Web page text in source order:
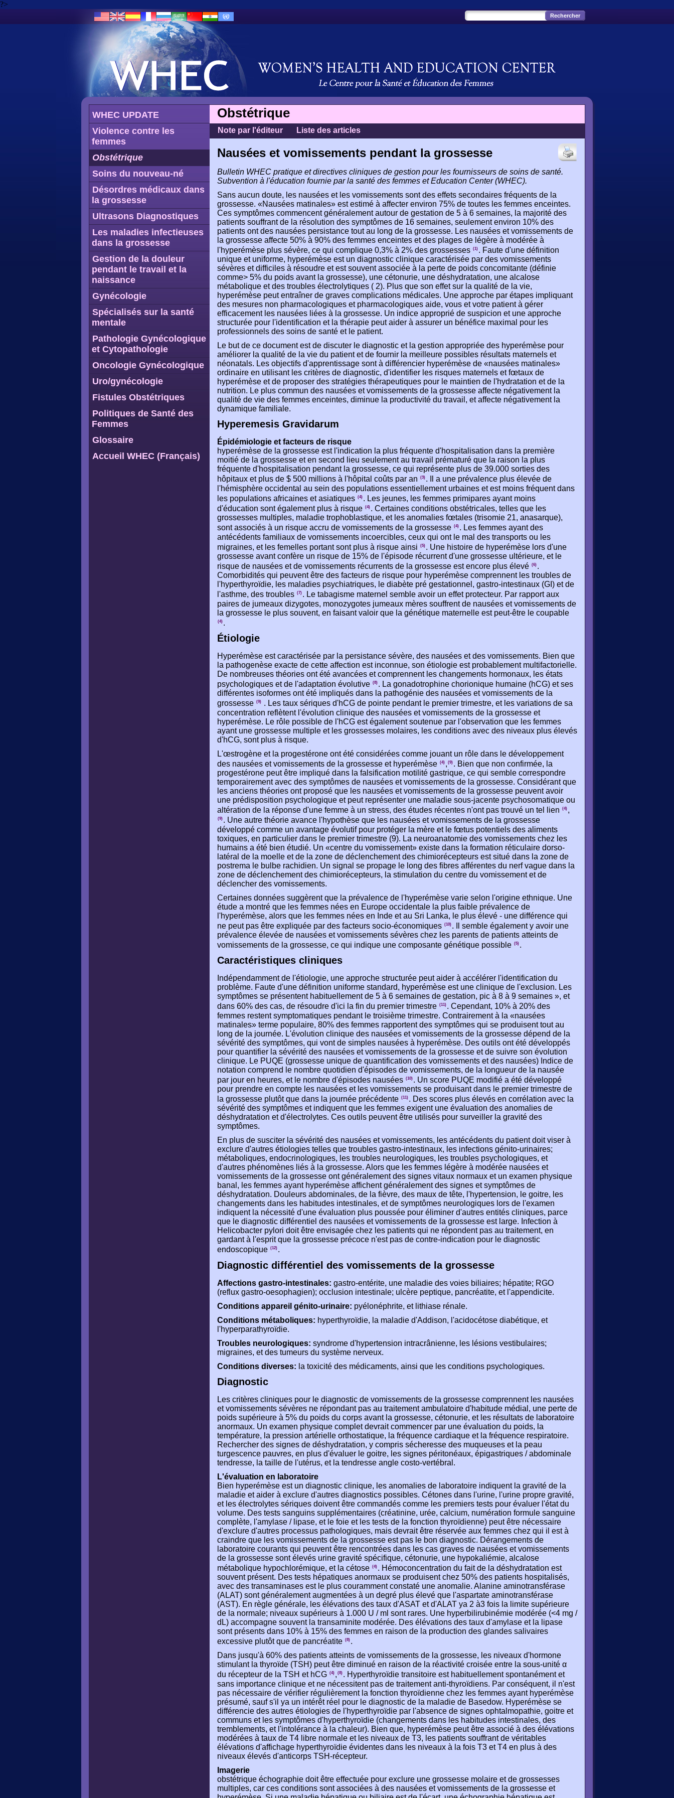
?>
WHEC UPDATE
Violence contre les
femmes
Obstétrique
Soins du nouveau-né
Désordres médicaux dans
la grossesse
Ultrasons Diagnostiques
Les maladies infectieuses
dans la grossesse
Gestion de la douleur
pendant le travail et la
naissance
Gynécologie
Spécialisés sur la santé
mentale
Pathologie Gynécologique
et Cytopathologie
Oncologie Gynécologique
Uro/gynécologie
Fistules Obstétriques
Politiques de Santé des
Femmes
Glossaire
Accueil WHEC (Français)
Obstétrique
Note par l'éditeur Liste des articles
Nausées et vomissements pendant la grossesse
Bulletin WHEC pratique et directives cliniques de gestion pour les fournisseurs de soins de santé.
Subvention à l'éducation fournie par la santé des femmes et Education Center (WHEC).
Sans aucun doute, les nausées et les vomissements sont des effets secondaires fréquents de la
grossesse. «Nausées matinales» est estimé à affecter environ 75% de toutes les femmes enceintes.
Ces symptômes commencent généralement autour de gestation de 5 à 6 semaines, la majorité des
patients souffrant de la résolution des symptômes de 16 semaines, seulement environ 10% des
patients ont des nausées persistance tout au long de la grossesse. Les nausées et vomissements de
la grossesse affecte 50% à 90% des femmes enceintes et des plages de légère à modérée à
l'hyperémèse plus sévère, ce qui complique 0,3% à 2% des grossesses (1) . Faute d'une définition
unique et uniforme, hyperémèse est un diagnostic clinique caractérisée par des vomissements
sévères et difficiles à résoudre et est souvent associée à la perte de poids concomitante (définie
comme> 5% du poids avant la grossesse), une cétonurie, une déshydratation, une alcalose
métabolique et des troubles électrolytiques ( 2). Plus que son effet sur la qualité de la vie,
hyperémèse peut entraîner de graves complications médicales. Une approche par étapes impliquant
des mesures non pharmacologiques et pharmacologiques aide, vous et votre patient à gérer
efficacement les nausées liées à la grossesse. Un indice approprié de suspicion et une approche
structurée pour l'identification et la thérapie peut aider à assurer un bénéfice maximal pour les
professionnels des soins de santé et le patient.
Le but de ce document est de discuter le diagnostic et la gestion appropriée des hyperémèse pour
améliorer la qualité de la vie du patient et de fournir la meilleure possibles résultats maternels et
néonatals. Les objectifs d'apprentissage sont à différencier hyperémèse de «nausées matinales»
ordinaire en utilisant les critères de diagnostic, d'identifier les risques maternels et fœtaux de
hyperémèse et de proposer des stratégies thérapeutiques pour le maintien de l'hydratation et de la
nutrition. Le plus commun des nausées et vomissements de la grossesse affecte négativement la
qualité de vie des femmes enceintes, diminue la productivité du travail, et affecte négativement la
dynamique familiale.
Hyperemesis Gravidarum
Épidémiologie et facteurs de risque
hyperémèse de la grossesse est l'indication la plus fréquente d'hospitalisation dans la première
moitié de la grossesse et en second lieu seulement au travail prématuré que la raison la plus
fréquente d'hospitalisation pendant la grossesse, ce qui représente plus de 39.000 sorties des
hôpitaux et plus de $ 500 millions à l'hôpital coûts par an
(3) . Il a une prévalence plus élevée de
l'hémisphère occidental au sein des populations essentiellement urbaines et est moins fréquent dans
les populations africaines et asiatiques (4) . Les jeunes, les femmes primipares ayant moins
d'éducation sont également plus à risque (4) . Certaines conditions obstétricales, telles que les
grossesses multiples, maladie trophoblastique, et les anomalies fœtales (trisomie 21, anasarque),
sont associés à un risque accru de vomissements de la grossesse (4) . Les femmes ayant des
antécédents familiaux de vomissements incoercibles, ceux qui ont le mal des transports ou les
migraines, et les femelles portant sont plus à risque ainsi
(5) . Une histoire de hyperémèse lors d'une
grossesse avant confère un risque de 15% de l'épisode récurrent d'une grossesse ultérieure, et le
risque de nausées et de vomissements récurrents de la grossesse est encore plus élevé (6) .
Comorbidités qui peuvent être des facteurs de risque pour hyperémèse comprennent les troubles de
l'hyperthyroïdie, les maladies psychiatriques, le diabète pré gestationnel, gastro-intestinaux (GI) et de
l'asthme, des troubles (7) . Le tabagisme maternel semble avoir un effet protecteur. Par rapport aux
paires de jumeaux dizygotes, monozygotes jumeaux mères souffrent de nausées et vomissements de
la grossesse le plus souvent, en faisant valoir que la génétique maternelle est peut-être le coupable
(4) .
Étiologie
Hyperémèse est caractérisée par la persistance sévère, des nausées et des vomissements. Bien que
la pathogenèse exacte de cette affection est inconnue, son étiologie est probablement multifactorielle.
De nombreuses théories ont été avancées et comprennent les changements hormonaux, les états
psychologiques et de l'adaptation évolutive (8) . La gonadotrophine chorionique humaine (hCG) et ses
différentes isoformes ont été impliqués dans la pathogénie des nausées et vomissements de la
grossesse (9)
. Les taux sériques d'hCG de pointe pendant le premier trimestre, et les variations de sa
concentration reflètent l'évolution clinique des nausées et vomissements de la grossesse et
hyperémèse. Le rôle possible de l'hCG est également soutenue par l'observation que les femmes
ayant une grossesse multiple et les grossesses molaires, les conditions avec des niveaux plus élevés
d'hCG, sont plus à risque.
L'œstrogène et la progestérone ont été considérées comme jouant un rôle dans le développement
des nausées et vomissements de la grossesse et hyperémèse (4) , (9) . Bien que non confirmée, la
progestérone peut être impliqué dans la falsification motilité gastrique, ce qui semble correspondre
temporairement avec des symptômes de nausées et vomissements de la grossesse. Considérant que
les anciens théories ont proposé que les nausées et vomissements de la grossesse peuvent avoir
une prédisposition psychologique et peut représenter une maladie sous-jacente psychosomatique ou
altération de la réponse d'une femme à un stress, des études récentes n'ont pas trouvé un tel lien
(4) ,
(9) . Une autre théorie avance l'hypothèse que les nausées et vomissements de la grossesse
développé comme un avantage évolutif pour protéger la mère et le fœtus potentiels des aliments
toxiques, en particulier dans le premier trimestre (9). La neuroanatomie des vomissements chez les
humains a été bien étudié. Un «centre du vomissement» existe dans la formation réticulaire dorso-
latéral de la moelle et de la zone de déclenchement des chimiorécepteurs est situé dans la zone de
postrema le bulbe rachidien. Un signal se propage le long des fibres afférentes du nerf vague dans la
zone de déclenchement des chimiorécepteurs, la stimulation du centre du vomissement et de
déclencher des vomissements.
Certaines données suggèrent que la prévalence de l'hyperémèse varie selon l'origine ethnique. Une
étude a montré que les femmes nées en Europe occidentale la plus faible prévalence de
l'hyperémèse, alors que les femmes nées en Inde et au Sri Lanka, le plus élevé - une différence qui
ne peut pas être expliquée par des facteurs socio-économiques (10) . Il semble également y avoir une
prévalence élevée de nausées et vomissements sévères chez les parents de patients atteints de
vomissements de la grossesse, ce qui indique une composante génétique possible (5) .
Caractéristiques cliniques
Indépendamment de l'étiologie, une approche structurée peut aider à accélérer l'identification du
problème. Faute d'une définition uniforme standard, hyperémèse est une clinique de l'exclusion. Les
symptômes se présentent habituellement de 5 à 6 semaines de gestation, pic à 8 à 9 semaines », et
dans 60% des cas, de résoudre d'ici la fin du premier trimestre (11) . Cependant, 10% à 20% des
femmes restent symptomatiques pendant le troisième trimestre. Contrairement à la «nausées
matinales» terme populaire, 80% des femmes rapportent des symptômes qui se produisent tout au
long de la journée. L'évolution clinique des nausées et vomissements de la grossesse dépend de la
sévérité des symptômes, qui vont de simples nausées à hyperémèse. Des outils ont été développés
pour quantifier la sévérité des nausées et vomissements de la grossesse et de suivre son évolution
clinique. Le PUQE (grossesse unique de quantification des vomissements et des nausées) Indice de
notation comprend le nombre quotidien d'épisodes de vomissements, de la longueur de la nausée
par jour en heures, et le nombre d'épisodes nausées (10) . Un score PUQE modifié a été développé
pour prendre en compte les nausées et les vomissements se produisant dans le premier trimestre de
la grossesse plutôt que dans la journée précédente (11) . Des scores plus élevés en corrélation avec la
sévérité des symptômes et indiquent que les femmes exigent une évaluation des anomalies de
déshydratation et d'électrolytes. Ces outils peuvent être utilisés pour surveiller la gravité des
symptômes.
En plus de susciter la sévérité des nausées et vomissements, les antécédents du patient doit viser à
exclure d'autres étiologies telles que troubles gastro-intestinaux, les infections génito-urinaires;
métaboliques, endocrinologiques, les troubles neurologiques, les troubles psychologiques, et
d'autres phénomènes liés à la grossesse. Alors que les femmes légère à modérée nausées et
vomissements de la grossesse ont généralement des signes vitaux normaux et un examen physique
banal, les femmes ayant hyperémèse affichent généralement des signes et symptômes de
déshydratation. Douleurs abdominales, de la fièvre, des maux de tête, l'hypertension, le goitre, les
changements dans les habitudes intestinales, et de symptômes neurologiques lors de l'examen
indiquent la nécessité d'une évaluation plus poussée pour éliminer d'autres entités cliniques, parce
que le diagnostic différentiel des nausées et vomissements de la grossesse est large. Infection à
Helicobacter pylori doit être envisagée chez les patients qui ne répondent pas au traitement, en
gardant à l'esprit que la grossesse précoce n'est pas de contre-indication pour le diagnostic
endoscopique (12) .
Diagnostic différentiel des vomissements de la grossesse
Affections gastro-intestinales: gastro-entérite, une maladie des voies biliaires; hépatite; RGO
(reflux gastro-oesophagien); occlusion intestinale; ulcère peptique, pancréatite, et l'appendicite.
Conditions appareil génito-urinaire: pyélonéphrite, et lithiase rénale.
Conditions métaboliques: hyperthyroïdie, la maladie d'Addison, l'acidocétose diabétique, et
l'hyperparathyroïdie.
Troubles neurologiques: syndrome d'hypertension intracrânienne, les lésions vestibulaires;
migraines, et des tumeurs du système nerveux.
Conditions diverses: la toxicité des médicaments, ainsi que les conditions psychologiques.
Diagnostic
Les critères cliniques pour le diagnostic de vomissements de la grossesse comprennent les nausées
et vomissements sévères ne répondant pas au traitement ambulatoire d'habitude médial, une perte de
poids supérieure à 5% du poids du corps avant la grossesse, cétonurie, et les résultats de laboratoire
anormaux. Un examen physique complet devrait commencer par une évaluation du poids, la
température, la pression artérielle orthostatique, la fréquence cardiaque et la fréquence respiratoire.
Rechercher des signes de déshydratation, y compris sécheresse des muqueuses et la peau
turgescence pauvres, en plus d'évaluer le goitre, les signes péritonéaux, épigastriques / abdominale
tendresse, la taille de l'utérus, et la tendresse angle costo-vertébral.
L'évaluation en laboratoire
Bien hyperémèse est un diagnostic clinique, les anomalies de laboratoire indiquent la gravité de la
maladie et aider à exclure d'autres diagnostics possibles. Cétones dans l'urine, l'urine propre gravité,
et les électrolytes sériques doivent être commandés comme les premiers tests pour évaluer l'état du
volume. Des tests sanguins supplémentaires (créatinine, urée, calcium, numération formule sanguine
complète, l'amylase / lipase, et le foie et les tests de la fonction thyroïdienne) peut être nécessaire
d'exclure d'autres processus pathologiques, mais devrait être réservée aux femmes chez qui il est à
craindre que les vomissements de la grossesse est pas le bon diagnostic. Dérangements de
laboratoire courants qui peuvent être rencontrées dans les cas graves de nausées et vomissements
de la grossesse sont élevés urine gravité spécifique, cétonurie, une hypokaliémie, alcalose
métabolique hypochlorémique, et la cétose (4) . Hémoconcentration du fait de la déshydratation est
souvent présent. Des tests hépatiques anormaux se produisent chez 50% des patients hospitalisés,
avec des transaminases est le plus couramment constaté une anomalie. Alanine aminotransférase
(ALAT) sont généralement augmentées à un degré plus élevé que l'aspartate aminotransférase
(AST). En règle générale, les élévations des taux d'ASAT et d'ALAT ya 2 à3 fois la limite supérieure
de la normale; niveaux supérieurs à 1.000 U / ml sont rares. Une hyperbilirubinémie modérée (<4 mg /
dL) accompagne souvent la transaminite modérée. Des élévations des taux d'amylase et la lipase
sont présents dans 10% à 15% des femmes en raison de la production des glandes salivaires
excessive plutôt que de pancréatite (8) .
Dans jusqu'à 60% des patients atteints de vomissements de la grossesse, les niveaux d'hormone
stimulant la thyroïde (TSH) peut être diminué en raison de la réactivité croisée entre la sous-unité α
du récepteur de la TSH et hCG (4) , (8) . Hyperthyroïdie transitoire est habituellement spontanément et
sans importance clinique et ne nécessitent pas de traitement anti-thyroïdiens. Par conséquent, il n'est
pas nécessaire de vérifier régulièrement la fonction thyroïdienne chez les femmes ayant hyperémèse
présumé, sauf s'il ya un intérêt réel pour le diagnostic de la maladie de Basedow. Hyperémèse se
différencie des autres étiologies de l'hyperthyroïdie par l'absence de signes ophtalmopathie, goitre et
communs et les symptômes d'hyperthyroïdie (changements dans les habitudes intestinales, des
tremblements, et l'intolérance à la chaleur). Bien que, hyperémèse peut être associé à des élévations
modérées à taux de T4 libre normale et les niveaux de T3, les patients souffrant de véritables
élévations d'affichage hyperthyroïdie évidentes dans les niveaux à la fois T3 et T4 en plus à des
niveaux élevés d'anticorps TSH-récepteur.
Imagerie
obstétrique échographie doit être effectuée pour exclure une grossesse molaire et de grossesses
multiples, car ces conditions sont associées à des nausées et vomissements de la grossesse et